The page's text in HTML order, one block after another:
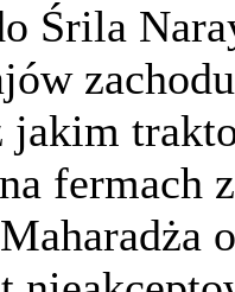
Śrila
jakim
fermach